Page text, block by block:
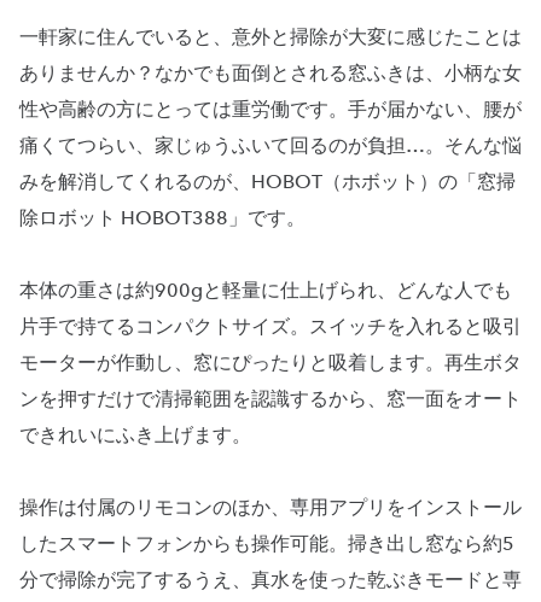
一軒家に住んでいると、意外と掃除が大変に感じたことは
ありませんか？なかでも面倒とされる窓ふきは、小柄な女
性や高齢の方にとっては重労働です。手が届かない、腰が
痛くてつらい、家じゅうふいて回るのが負担…。そんな悩
みを解消してくれるのが、HOBOT（ホボット）の「窓掃
除ロボット HOBOT388」です。
本体の重さは約900gと軽量に仕上げられ、どんな人でも
片手で持てるコンパクトサイズ。スイッチを入れると吸引
モーターが作動し、窓にぴったりと吸着します。再生ボタ
ンを押すだけで清掃範囲を認識するから、窓一面をオート
できれいにふき上げます。
操作は付属のリモコンのほか、専用アプリをインストール
したスマートフォンからも操作可能。掃き出し窓なら約5
分で掃除が完了するうえ、真水を使った乾ぶきモードと専